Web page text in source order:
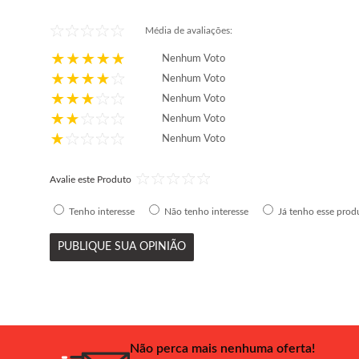
Média de avaliações:
Nenhum Voto
Nenhum Voto
Nenhum Voto
Nenhum Voto
Nenhum Voto
Avalie este Produto
Tenho interesse Não tenho interesse Já tenho esse
PUBLIQUE SUA OPINIÃO
Não perca mais nenhuma oferta!